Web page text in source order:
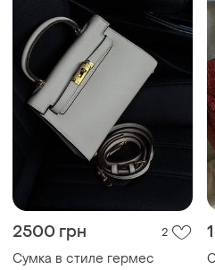
2500 грн 2
Сумка в стиле гермес